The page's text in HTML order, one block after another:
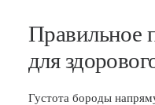
Правильное
для
Густота бороды